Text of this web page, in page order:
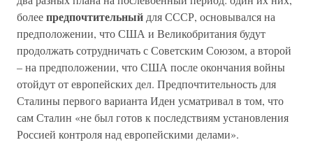
болеепредпочтительный для СССР, основывался на
предположении, что США и Великобритания будут
продолжать сотрудничать с Советским Союзом, а второй
– на предположении, что США после окончания войны
отойдут от европейских дел. Предпочтительность для
Сталины первого варианта Иден усматривал в том, что
сам Сталин «не был готов к последствиям установления
Россией контроля над европейскими делами».